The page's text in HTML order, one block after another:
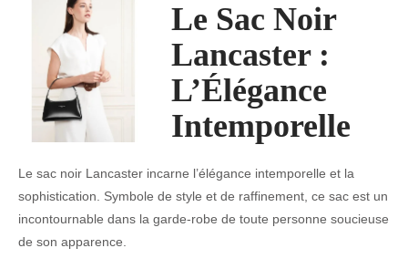
Le Sac Noir
Lancaster :
L’Élégance
Intemporelle
Le sac noir Lancaster incarne l’élégance intemporelle et la
sophistication. Symbole de style et de raffinement, ce sac est un
incontournable dans la garde-robe de toute personne soucieuse
de son apparence.